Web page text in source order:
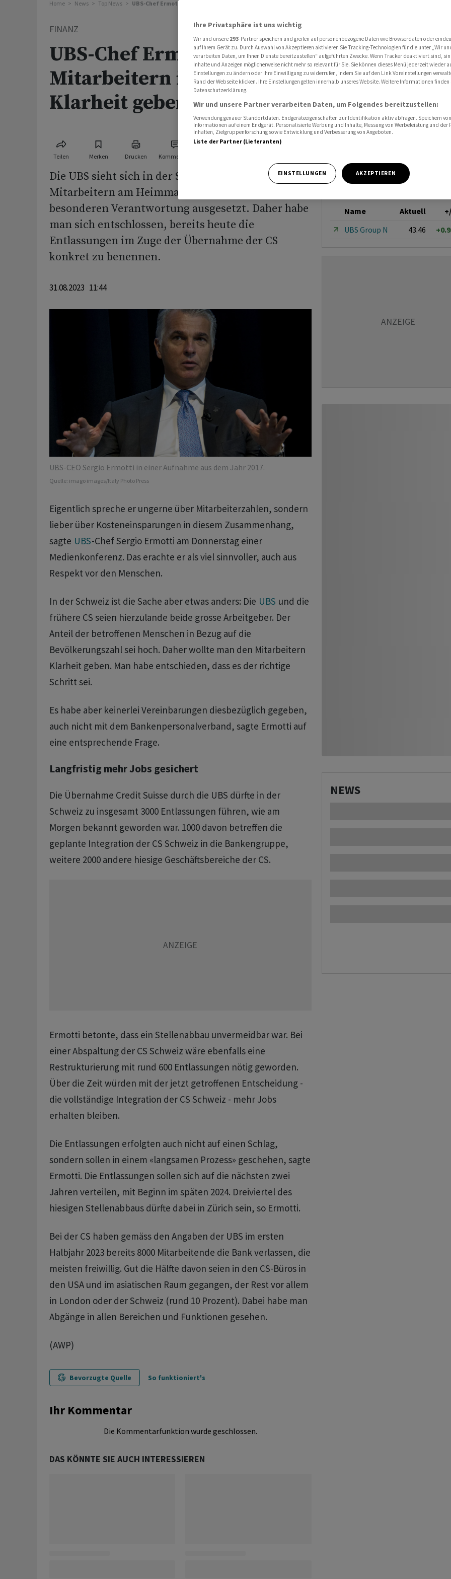
Home News Top News UBS-Chef Ermotti: Wollten Mitarbeitern in Schweiz Klarheit geben
FINANZ
UBS-Chef Ermotti: Wollten
Mitarbeitern in Schweiz
Klarheit geben
Teilen Merken Drucken Kommentare
Die UBS sieht sich in der Schweiz und den
Mitarbeitern am Heimmarkt gegenüber
besonderen Verantwortung ausgesetzt. Daher habe
man sich entschlossen, bereits heute die
Entlassungen im Zuge der Übernahme der CS
konkret zu benennen.
31.08.2023 11:44
UBS-CEO Sergio Ermotti in einer Aufnahme aus dem Jahr 2017.
Quelle: imago images/Italy Photo Press
Eigentlich spreche er ungerne über Mitarbeiterzahlen, sondern
lieber über Kosteneinsparungen in diesem Zusammenhang,
sagte UBS-Chef Sergio Ermotti am Donnerstag einer
Medienkonferenz. Das erachte er als viel sinnvoller, auch aus
Respekt vor den Menschen.
In der Schweiz ist die Sache aber etwas anders: Die UBS und die
frühere CS seien hierzulande beide grosse Arbeitgeber. Der
Anteil der betroffenen Menschen in Bezug auf die
Bevölkerungszahl sei hoch. Daher wollte man den Mitarbeitern
Klarheit geben. Man habe entschieden, dass es der richtige
Schritt sei.
Es habe aber keinerlei Vereinbarungen diesbezüglich gegeben,
auch nicht mit dem Bankenpersonalverband, sagte Ermotti auf
eine entsprechende Frage.
Langfristig mehr Jobs gesichert
Die Übernahme Credit Suisse durch die UBS dürfte in der
Schweiz zu insgesamt 3000 Entlassungen führen, wie am
Morgen bekannt geworden war. 1000 davon betreffen die
geplante Integration der CS Schweiz in die Bankengruppe,
weitere 2000 andere hiesige Geschäftsbereiche der CS.
Ermotti betonte, dass ein Stellenabbau unvermeidbar war. Bei
einer Abspaltung der CS Schweiz wäre ebenfalls eine
Restrukturierung mit rund 600 Entlassungen nötig geworden.
Über die Zeit würden mit der jetzt getroffenen Entscheidung -
die vollständige Integration der CS Schweiz - mehr Jobs
erhalten bleiben.
Die Entlassungen erfolgten auch nicht auf einen Schlag,
sondern sollen in einem «langsamen Prozess» geschehen, sagte
Ermotti. Die Entlassungen sollen sich auf die nächsten zwei
Jahren verteilen, mit Beginn im späten 2024. Dreiviertel des
hiesigen Stellenabbaus dürfte dabei in Zürich sein, so Ermotti.
Bei der CS haben gemäss den Angaben der UBS im ersten
Halbjahr 2023 bereits 8000 Mitarbeitende die Bank verlassen, die
meisten freiwillig. Gut die Hälfte davon seien in den CS-Büros in
den USA und im asiatischen Raum gegangen, der Rest vor allem
in London oder der Schweiz (rund 10 Prozent). Dabei habe man
Abgänge in allen Bereichen und Funktionen gesehen.
(AWP)
Bevorzugte Quelle So funktioniert's
Ihr Kommentar
Die Kommentarfunktion wurde geschlossen.
DAS KÖNNTE SIE AUCH INTERESSIEREN
Name Aktuell
UBS Group N
43.46
NEWS
Ihre Privatsphäre ist uns wichtig
Wir und unsere 293-Partner speichern und greifen auf personenbezogene Daten wie Browserdaten oder
auf Ihrem Gerät zu. Durch Auswahl von Akzeptieren aktivieren Sie Tracking-Technologien für die unter „Wir
verarbeiten Daten, um Ihnen Dienste bereitzustellen“ aufgeführten Zwecke. Wenn Tracker deaktiviert sind,
Inhalte und Anzeigen möglicherweise nicht mehr so relevant für Sie. Sie können dieses Menü jederzeit wieder
Einstellungen zu ändern oder Ihre Einwilligung zu widerrufen, indem Sie auf den Link Voreinstellungen
Rand der Webseite klicken. Ihre Einstellungen gelten innerhalb unseres Website. Weitere Informationen finden
Datenschutzerklärung.
Wir und unsere Partner verarbeiten Daten, um Folgendes bereitzustellen:
Verwendung genauer Standortdaten. Endgeräteeigenschaften zur Identifikation aktiv abfragen. Speichern
Informationen auf einem Endgerät. Personalisierte Werbung und Inhalte, Messung von Werbeleistung und der
Inhalten, Zielgruppenforschung sowie Entwicklung und Verbesserung von Angeboten.
Liste der Partner (Lieferanten)
EINSTELLUNGEN AKZEPTIEREN